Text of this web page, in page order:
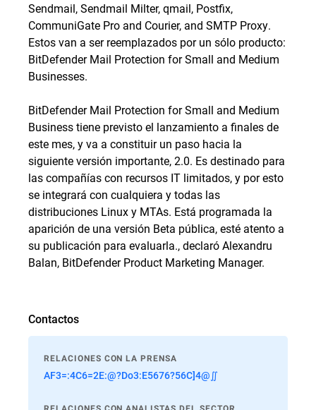
Sendmail, Sendmail Milter, qmail, Postfix,
CommuniGate Pro and Courier, and SMTP Proxy.
Estos van a ser reemplazados por un sólo producto:
BitDefender Mail Protection for Small and Medium
Businesses.
BitDefender Mail Protection for Small and Medium
Business tiene previsto el lanzamiento a finales de
este mes, y va a constituir un paso hacia la
siguiente versión importante, 2.0. Es destinado para
las compañías con recursos IT limitados, y por esto
se integrará con cualquiera y todas las
distribuciones Linux y MTAs. Está programada la
aparición de una versión Beta pública, esté atento a
su publicación para evaluarla., declaró Alexandru
Balan, BitDefender Product Marketing Manager.
Contactos
RELACIONES CON LA PRENSA
AF3=:4C6=2E:@?Do3:E5676?56C]4@∬